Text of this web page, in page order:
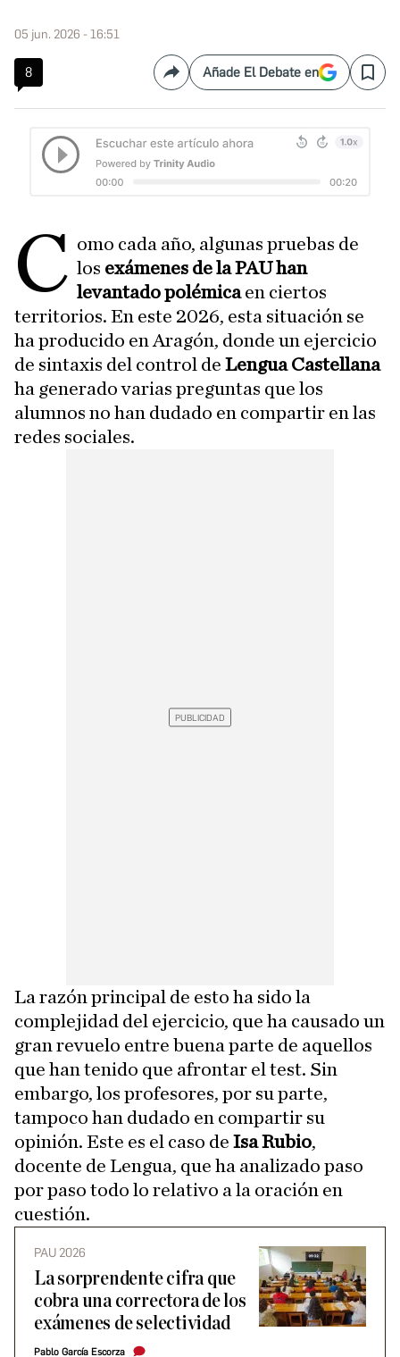
05 jun. 2026 - 16:51
8 CompartirAñade El Debate en Save
C omo cada año, algunas pruebas de
los exámenes de la PAU han
levantado polémicaen ciertos
territorios. En este 2026, esta situación se
ha producido en Aragón, donde un ejercicio
de sintaxis del control de Lengua Castellana
ha generado varias preguntas que los
alumnos no han dudado en compartir en las
redes sociales.
La razón principal de esto ha sido la
complejidad del ejercicio, que ha causado un
gran revuelo entre buena parte de aquellos
que han tenido que afrontar el test. Sin
embargo, los profesores, por su parte,
tampoco han dudado en compartir su
opinión. Este es el caso de Isa Rubio,
docente de Lengua, que ha analizado paso
por paso todo lo relativo a la oración en
cuestión.
PAU 2026
La sorprendente cifra que
cobra una correctora de los
exámenes de selectividad
Pablo García Escorza